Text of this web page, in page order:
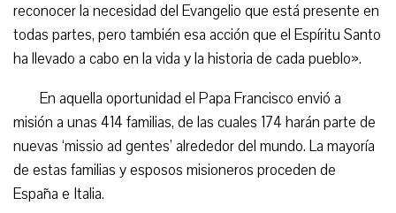
reconocer la necesidad del Evangelio que está presente en
todas partes, pero también esa acción que el Espíritu Santo
ha llevado a cabo en la vida y la historia de cada pueblo».
En aquella oportunidad el Papa Francisco envió a
misión a unas 414 familias, de las cuales 174 harán parte de
nuevas ‘missio ad gentes’ alrededor del mundo. La mayoría
de estas familias y esposos misioneros proceden de
España e Italia.